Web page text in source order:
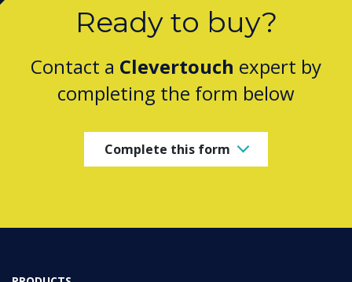
Ready to buy?
Contact a Clevertouch expert by
completing the form below
Complete this form